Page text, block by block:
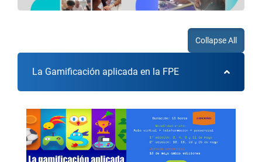
Collapse All
La Gamificación aplicada en la FPE